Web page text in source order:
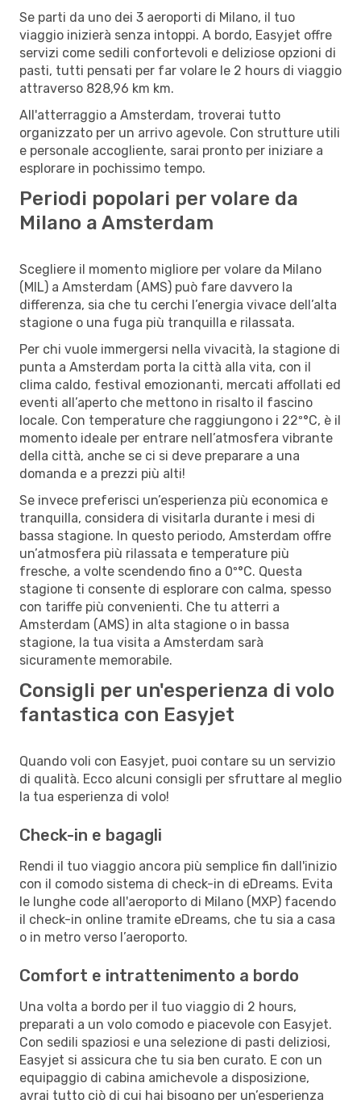
Se parti da uno dei 3 aeroporti di Milano, il tuo
viaggio inizierà senza intoppi. A bordo, Easyjet offre
servizi come sedili confortevoli e deliziose opzioni di
pasti, tutti pensati per far volare le 2 hours di viaggio
attraverso 828,96 km km.
All'atterraggio a Amsterdam, troverai tutto
organizzato per un arrivo agevole. Con strutture utili
e personale accogliente, sarai pronto per iniziare a
esplorare in pochissimo tempo.
Periodi popolari per volare da
Milano a Amsterdam
Scegliere il momento migliore per volare da Milano
(MIL) a Amsterdam (AMS) può fare davvero la
differenza, sia che tu cerchi l’energia vivace dell’alta
stagione o una fuga più tranquilla e rilassata.
Per chi vuole immergersi nella vivacità, la stagione di
punta a Amsterdam porta la città alla vita, con il
clima caldo, festival emozionanti, mercati affollati ed
eventi all’aperto che mettono in risalto il fascino
locale. Con temperature che raggiungono i 22º°C, è il
momento ideale per entrare nell’atmosfera vibrante
della città, anche se ci si deve preparare a una
domanda e a prezzi più alti!
Se invece preferisci un’esperienza più economica e
tranquilla, considera di visitarla durante i mesi di
bassa stagione. In questo periodo, Amsterdam offre
un’atmosfera più rilassata e temperature più
fresche, a volte scendendo fino a 0º°C. Questa
stagione ti consente di esplorare con calma, spesso
con tariffe più convenienti. Che tu atterri a
Amsterdam (AMS) in alta stagione o in bassa
stagione, la tua visita a Amsterdam sarà
sicuramente memorabile.
Consigli per un'esperienza di volo
fantastica con Easyjet
Quando voli con Easyjet, puoi contare su un servizio
di qualità. Ecco alcuni consigli per sfruttare al meglio
la tua esperienza di volo!
Check-in e bagagli
Rendi il tuo viaggio ancora più semplice fin dall'inizio
con il comodo sistema di check-in di eDreams. Evita
le lunghe code all'aeroporto di Milano (MXP) facendo
il check-in online tramite eDreams, che tu sia a casa
o in metro verso l’aeroporto.
Comfort e intrattenimento a bordo
Una volta a bordo per il tuo viaggio di 2 hours,
preparati a un volo comodo e piacevole con Easyjet.
Con sedili spaziosi e una selezione di pasti deliziosi,
Easyjet si assicura che tu sia ben curato. E con un
equipaggio di cabina amichevole a disposizione,
avrai tutto ciò di cui hai bisogno per un’esperienza